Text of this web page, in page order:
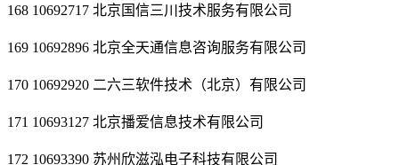
168 10692717 北京国信三川技术服务有限公司
169 10692896 北京全天通信息咨询服务有限公司
170 10692920 二六三软件技术（北京）有限公司
171 10693127 北京播爱信息技术有限公司
172 10693390 苏州欣滋泓电子科技有限公司